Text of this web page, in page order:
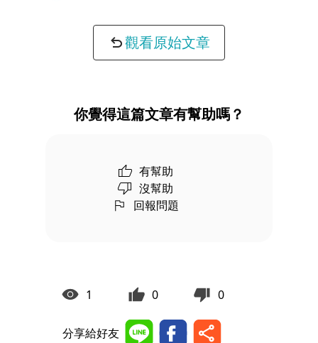
觀看原始文章
你覺得這篇文章有幫助嗎？
有幫助
沒幫助
回報問題
1 0 0
分享給好友